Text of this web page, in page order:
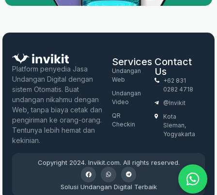
Platform penyedia Jasa
Undangan Digital dengan
sistem Otomatis. Buat
undangan nikahmu dengan
Web, tanpa biaya cetak dan
pengiriman ke orang-orang.
Tentunya lebih hemat dan
kekinian.
Services
Undangan
Web
Undangan
Video
QR
Checkin
Contact
Us
+62 831
0282 4718
@invikit
Kota
Sleman,
Yogyakarta
Copyright 2024. Invikit.com. All rights reserved.
Solusi Undangan Digital Terbaik